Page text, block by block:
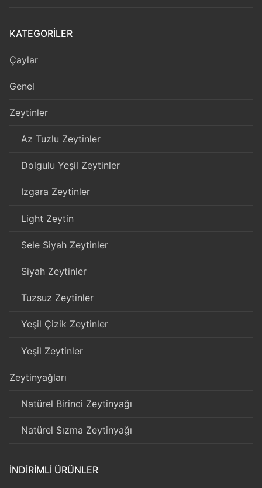
KATEGORILER
Çaylar
Genel
Zeytinler
Az Tuzlu Zeytinler
Dolgulu Yeşil Zeytinler
Izgara Zeytinler
Light Zeytin
Sele Siyah Zeytinler
Siyah Zeytinler
Tuzsuz Zeytinler
Yeşil Çizik Zeytinler
Yeşil Zeytinler
Zeytinyağları
Natürel Birinci Zeytinyağı
Natürel Sızma Zeytinyağı
İNDIRIMLI ÜRÜNLER